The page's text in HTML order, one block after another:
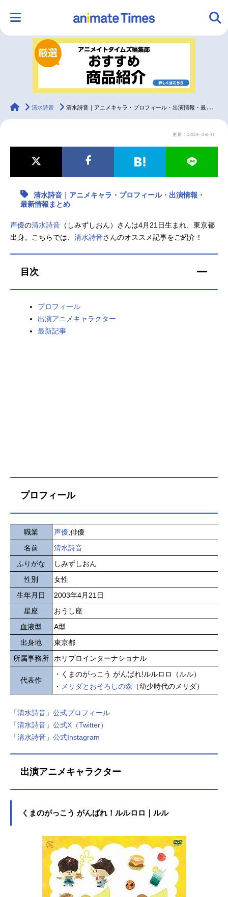
ランキング アニメ
ラジオ グッズ
最新記事一覧
アニメ記事一覧 声優記事一覧
今期アニメ曜日別一覧
春アニメ 夏アニメ
秋アニメ
男性声優/女性声優一覧
animateTimes
清水詩音 清水詩音｜アニメキャラ・プロフィール・出演情報・最新情報まとめ
更新：2025-06-11
清水詩音｜アニメキャラ・プロフィール・出演情報・
最新情報まとめ
声優の清水詩音 （しみずしおん）さんは4月21日生まれ、東京都
出身。こちらでは、 清水詩音さんのオススメ記事をご紹介！
目次
プロフィール
出演アニメキャラクター
最新記事
プロフィール
職業 声優 ,俳優
名前
清水詩音
ふりがな
しみずしおん
性別
女性
生年月日
2003年4月21日
星座
おうし座
血液型
A型
出身地
東京都
所属事務所
ホリプロインターナショナル
代表作
・くまのがっこう がんばれ!ルルロロ（ルル）
・ メリダとおそろしの森 （幼少時代のメリダ）
「清水詩音」公式プロフィール
「清水詩音」公式X（Twitter）
「清水詩音」公式Instagram
出演アニメキャラクター
くまのがっこう がんばれ！ルルロロ｜ルル